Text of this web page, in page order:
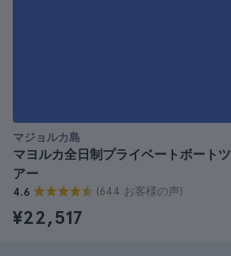
マジョルカ島
マヨルカ全日制プライベートボートツ
アー
4.6 (644 お客様の声)
¥22,517